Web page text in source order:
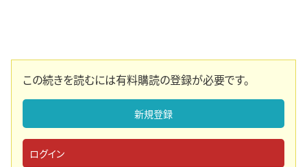
この続きを読むには有料購読の登録が必要です。
新規登録
ログイン